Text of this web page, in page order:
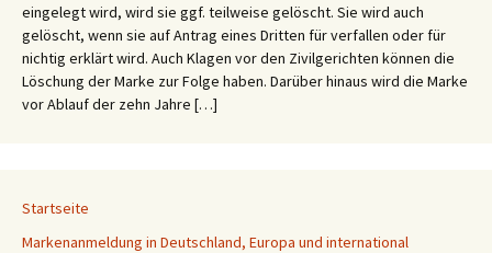
eingelegt wird, wird sie ggf. teilweise gelöscht. Sie wird auch
gelöscht, wenn sie auf Antrag eines Dritten für verfallen oder für
nichtig erklärt wird. Auch Klagen vor den Zivilgerichten können die
Löschung der Marke zur Folge haben. Darüber hinaus wird die Marke
vor Ablauf der zehn Jahre […]
Startseite
Markenanmeldung in Deutschland, Europa und international